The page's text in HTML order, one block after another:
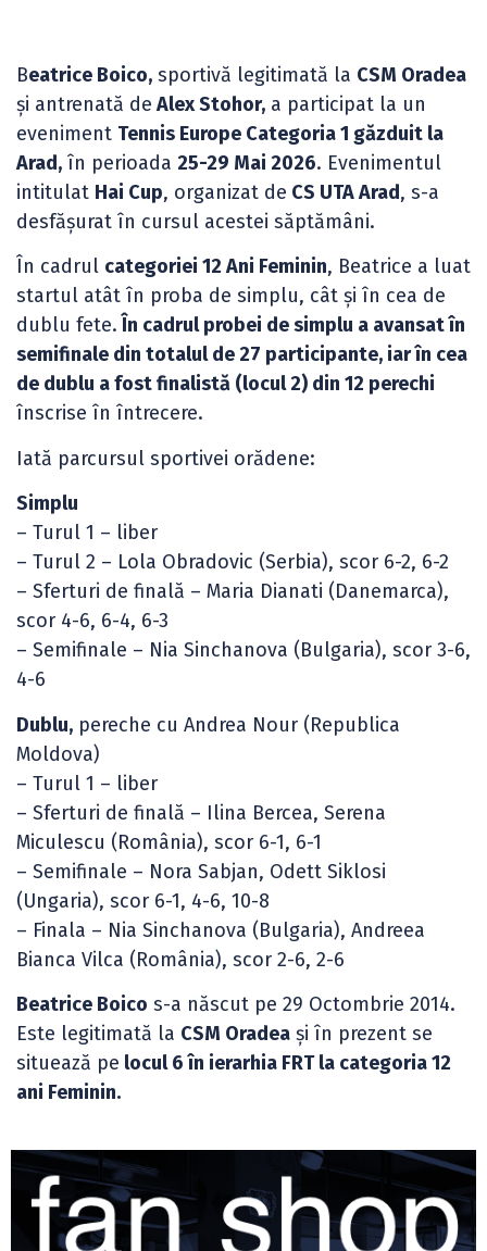
Beatrice Boico, sportivă legitimată la CSM Oradea
și antrenată de Alex Stohor, a participat la un
eveniment Tennis Europe Categoria 1 găzduit la
Arad, în perioada 25-29 Mai 2026. Evenimentul
intitulat Hai Cup, organizat de CS UTA Arad, s-a
desfășurat în cursul acestei săptămâni.
În cadrul categoriei 12 Ani Feminin, Beatrice a luat
startul atât în proba de simplu, cât și în cea de
dublu fete. În cadrul probei de simplu a avansat în
semifinale din totalul de 27 participante, iar în cea
de dublu a fost finalistă (locul 2) din 12 perechi
înscrise în întrecere.
Iată parcursul sportivei orădene:
Simplu
– Turul 1 – liber
– Turul 2 – Lola Obradovic (Serbia), scor 6-2, 6-2
– Sferturi de finală – Maria Dianati (Danemarca),
scor 4-6, 6-4, 6-3
– Semifinale – Nia Sinchanova (Bulgaria), scor 3-6,
4-6
Dublu, pereche cu Andrea Nour (Republica
Moldova)
– Turul 1 – liber
– Sferturi de finală – Ilina Bercea, Serena
Miculescu (România), scor 6-1, 6-1
– Semifinale – Nora Sabjan, Odett Siklosi
(Ungaria), scor 6-1, 4-6, 10-8
– Finala – Nia Sinchanova (Bulgaria), Andreea
Bianca Vilca (România), scor 2-6, 2-6
Beatrice Boico s-a născut pe 29 Octombrie 2014.
Este legitimată la CSM Oradea și în prezent se
situează pe locul 6 în ierarhia FRT la categoria 12
ani Feminin.